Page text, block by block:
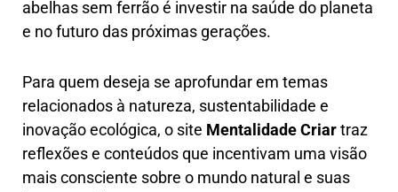
abelhas sem ferrão é investir na saúde do planeta
e no futuro das próximas gerações.
Para quem deseja se aprofundar em temas
relacionados à natureza, sustentabilidade e
inovação ecológica, o site Mentalidade Criartraz
reflexões e conteúdos que incentivam uma visão
mais consciente sobre o mundo natural e suas